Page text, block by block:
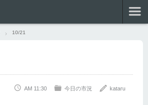
10/21
AM 11:30 今日の市況 kataru